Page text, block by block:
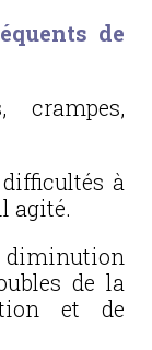
de
crampes,
à
agité.
de la
et de